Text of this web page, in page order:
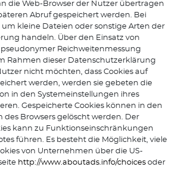
die Web-Browser der Nutzer übertragen
Abruf gespeichert werden. Bei
um kleine Dateien oder sonstige Arten der
handeln. Über den Einsatz von
Reichweitenmessung
Rahmen dieser Datenschutzerklärung
nicht möchten, dass Cookies auf
werden, werden sie gebeten die
in den Systemeinstellungen ihres
Gespeicherte Cookies können in den
des Browsers gelöscht werden. Der
kann zu Funktionseinschränkungen
führen. Es besteht die Möglichkeit, viele
von Unternehmen über die US-
http://www.aboutads.info/choices oder